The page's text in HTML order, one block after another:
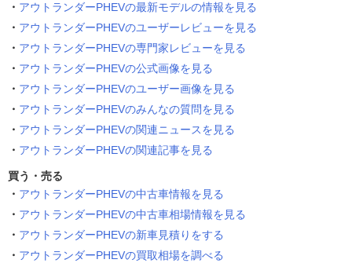
アウトランダーPHEVの最新モデルの情報を見る
アウトランダーPHEVのユーザーレビューを見る
アウトランダーPHEVの専門家レビューを見る
アウトランダーPHEVの公式画像を見る
アウトランダーPHEVのユーザー画像を見る
アウトランダーPHEVのみんなの質問を見る
アウトランダーPHEVの関連ニュースを見る
アウトランダーPHEVの関連記事を見る
買う・売る
アウトランダーPHEVの中古車情報を見る
アウトランダーPHEVの中古車相場情報を見る
アウトランダーPHEVの新車見積りをする
アウトランダーPHEVの買取相場を調べる